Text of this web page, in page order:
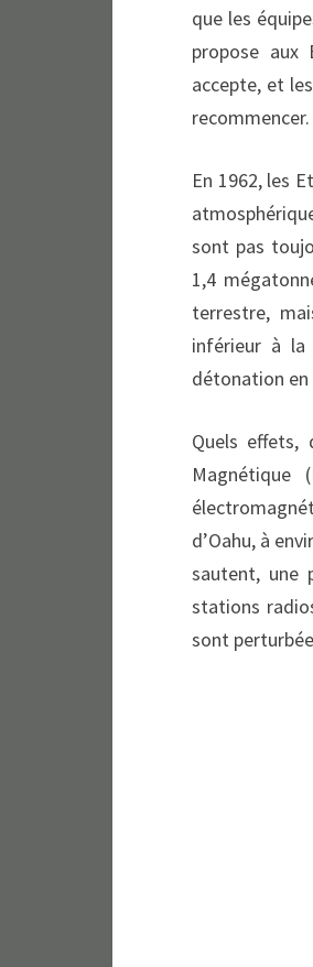
que les
propose aux
accepte, et
En 1962, les
sont pas
1,4
terrestre,
inférieur à la
détonation en
Quels
Magnétique
d’Oahu, à
sautent, une
stations
sont